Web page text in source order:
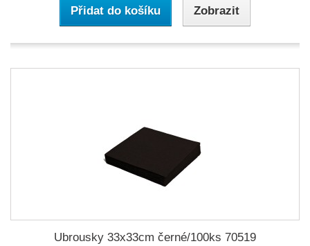
Přidat do košíku Zobrazit
Ubrousky 33x33cm černé/100ks 70519